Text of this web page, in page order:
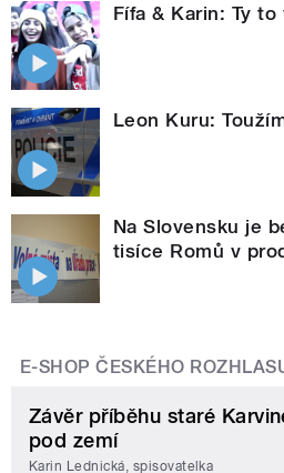
Fífa & Karin: Ty
Leon Kuru:
Na Slovensku je
tisíce Romů v
E-SHOP ČESKÉHO
Závěr příběhu staré
pod zemí
Karin Lednická, spisovatelka